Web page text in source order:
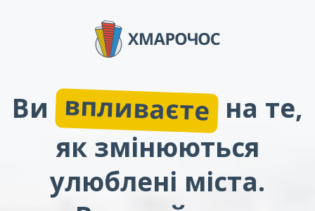
Ви впливаєте на те,
як змінюються
улюблені міста.